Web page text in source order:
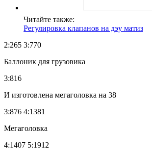
Читайте также:
Регулировка клапанов на дэу матиз
2:265 3:770
Баллоник для грузовика
3:816
И изготовлена мегаголовка на 38
3:876 4:1381
Мегаголовка
4:1407 5:1912